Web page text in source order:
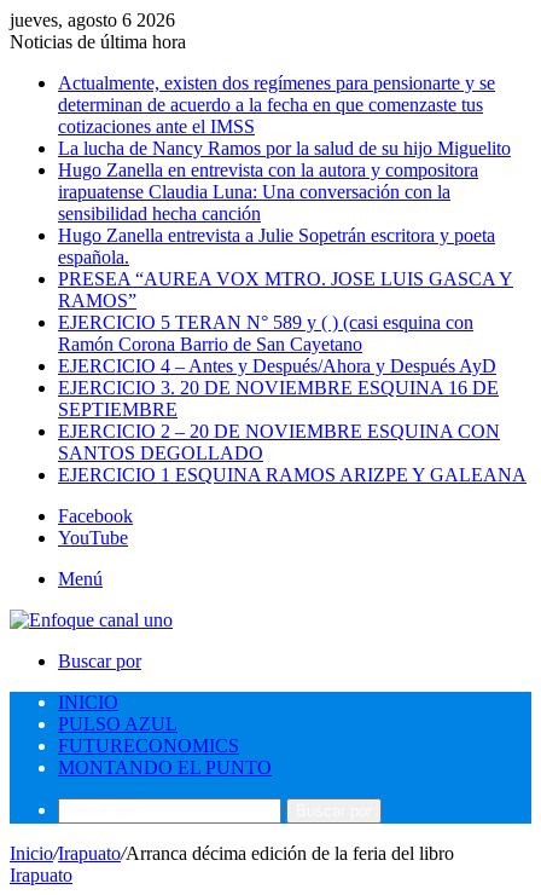
jueves, agosto 6 2026
Noticias de última hora
Actualmente, existen dos regímenes para pensionarte y se
determinan de acuerdo a la fecha en que comenzaste tus
cotizaciones ante el IMSS
La lucha de Nancy Ramos por la salud de su hijo Miguelito
Hugo Zanella en entrevista con la autora y compositora
irapuatense Claudia Luna: Una conversación con la
sensibilidad hecha canción
Hugo Zanella entrevista a Julie Sopetrán escritora y poeta
española.
PRESEA “AUREA VOX MTRO. JOSE LUIS GASCA Y
RAMOS”
EJERCICIO 5 TERAN N° 589 y ( ) (casi esquina con
Ramón Corona Barrio de San Cayetano
EJERCICIO 4 – Antes y Después/Ahora y Después AyD
EJERCICIO 3. 20 DE NOVIEMBRE ESQUINA 16 DE
SEPTIEMBRE
EJERCICIO 2 – 20 DE NOVIEMBRE ESQUINA CON
SANTOS DEGOLLADO
EJERCICIO 1 ESQUINA RAMOS ARIZPE Y GALEANA
Facebook
YouTube
Menú
Buscar por
INICIO
PULSO AZUL
FUTURECONOMICS
MONTANDO EL PUNTO
Inicio/Irapuato/Arranca décima edición de la feria del libro
Irapuato